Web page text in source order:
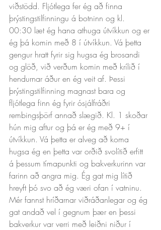
viðstödd. Fljótlega fer ég að finna
þrýstingstilfinningu á botninn og kl.
00:30 læt ég hana athuga útvíkkun og er
ég þá komin með 8 í útvíkkun. Vá þetta
gengur hratt fyrir sig hugsa ég brosandi
og glöð, við verðum komin með krílið í
hendurnar áður en ég veit af. Þessi
þrýstingstilfinning magnast bara og
fljótlega finn ég fyrir ósjálfráðri
rembingsþörf annað slægið. Kl. 1 skoðar
hún mig aftur og þá er ég með 9+ í
útvíkkun. Vá þetta er alveg að koma
hugsa ég en þetta var orðið svolítið erfitt
á þessum tímapunkti og bakverkurinn var
farinn að angra mig. Ég gat mig lítið
hreyft þó svo að ég væri ofan í vatninu.
Mér fannst hríðarnar viðráðanlegar og ég
gat andað vel í gegnum þær en þessi
bakverkur var verri með leiðni niður í